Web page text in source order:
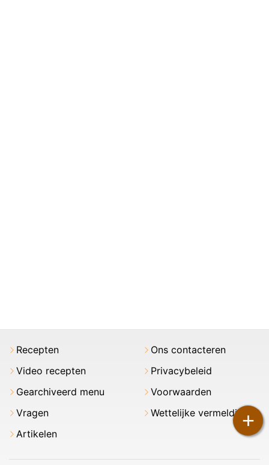
+
Recepten
Video recepten
Gearchiveerd menu
Vragen
Artikelen
Ons contacteren
Privacybeleid
Voorwaarden
Wettelijke vermeldingen